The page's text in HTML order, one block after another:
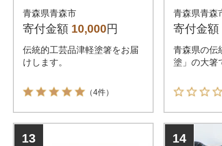
青森県青森市
寄付金額 10,000円
伝統的工芸品津軽塗箸をお届
けします。
（4件）
青森県青森
寄付金額
青森県の伝
塗」の大箸
13 14